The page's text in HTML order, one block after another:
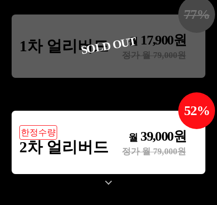
1차 얼리버드 월 17,900원
정가 월79,000원
77%
SOLD OUT
한정수량
2차 얼리버드
월 39,000원
정가 월79,000원
52%